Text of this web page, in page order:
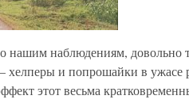
нашим наблюдениям,
хелперы и попрошайки в ужасе
этот весьма